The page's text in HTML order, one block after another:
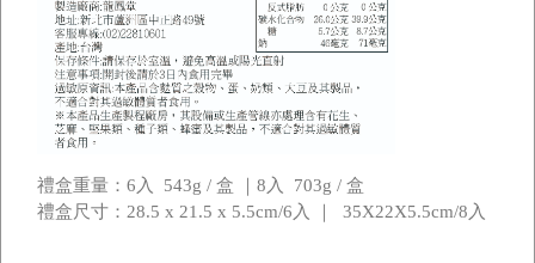
禮盒重量：6入 543g / 盒 ｜8入 703g / 盒
禮盒尺寸：28.5 x 21.5 x 5.5cm/6入 ｜ 35X22X5.5cm/8入